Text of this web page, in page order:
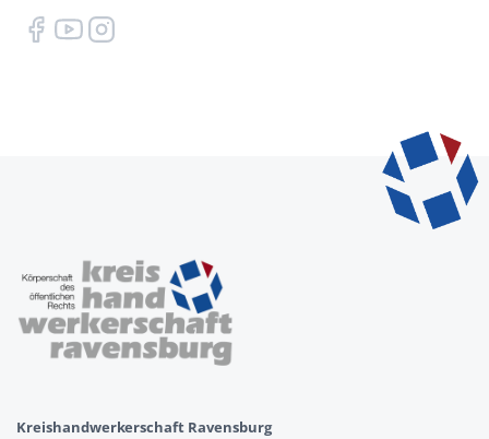
Kreishandwerkerschaft Ravensburg